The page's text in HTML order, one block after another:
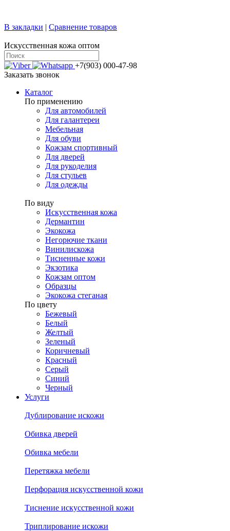
В закладки | Сравнение товаров
Искусственная кожа оптом
+7(903) 000-47-98
Заказать звонок
Каталог
По применению
Для автомобилей
Для галантереи
Мебельная
Для обуви
Кожзам спортивный
Для дверей
Для рукоделия
Для стульев
Для одежды
По виду
Искусственная кожа
Дермантин
Экокожа
Негорючие ткани
Винилискожа
Тисненные кожи
Экзотика
Кожзам оптом
Образцы
Экокожа стеганая
По цвету
Бежевый
Белый
Желтый
Зеленый
Коричневый
Красный
Серый
Синий
Черный
Услуги
Дублирование искожи
Обивка дверей
Обивка мебели
Перетяжка мебели
Перфорация искусственной кожи
Тиснение искусственной кожи
Триплирование искожи